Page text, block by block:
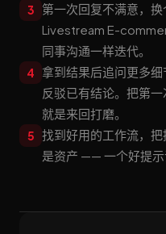
3
第一次回复不满意，换
Livestream E-
同事沟通一样迭代。
4
拿到结果后追问更多
反驳已有结论。把第
就是来回打磨。
5 找到好用的工作流，
是资产 —— 一个好提示